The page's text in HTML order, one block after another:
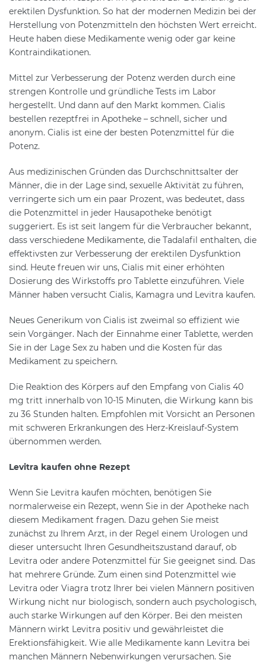
erektilen Dysfunktion. So hat der modernen Medizin bei der
Herstellung von Potenzmitteln den höchsten Wert erreicht.
Heute haben diese Medikamente wenig oder gar keine
Kontraindikationen.
Mittel zur Verbesserung der Potenz werden durch eine
strengen Kontrolle und gründliche Tests im Labor
hergestellt. Und dann auf den Markt kommen. Cialis
bestellen rezeptfrei in Apotheke – schnell, sicher und
anonym. Cialis ist eine der besten Potenzmittel für die
Potenz.
Aus medizinischen Gründen das Durchschnittsalter der
Männer, die in der Lage sind, sexuelle Aktivität zu führen,
verringerte sich um ein paar Prozent, was bedeutet, dass
die Potenzmittel in jeder Hausapotheke benötigt
suggeriert. Es ist seit langem für die Verbraucher bekannt,
dass verschiedene Medikamente, die Tadalafil enthalten, die
effektivsten zur Verbesserung der erektilen Dysfunktion
sind. Heute freuen wir uns, Cialis mit einer erhöhten
Dosierung des Wirkstoffs pro Tablette einzuführen. Viele
Männer haben versucht Cialis, Kamagra und Levitra kaufen.
Neues Generikum von Cialis ist zweimal so effizient wie
sein Vorgänger. Nach der Einnahme einer Tablette, werden
Sie in der Lage Sex zu haben und die Kosten für das
Medikament zu speichern.
Die Reaktion des Körpers auf den Empfang von Cialis 40
mg tritt innerhalb von 10-15 Minuten, die Wirkung kann bis
zu 36 Stunden halten. Empfohlen mit Vorsicht an Personen
mit schweren Erkrankungen des Herz-Kreislauf-System
übernommen werden.
Levitra kaufen ohne Rezept
Wenn Sie Levitra kaufen möchten, benötigen Sie
normalerweise ein Rezept, wenn Sie in der Apotheke nach
diesem Medikament fragen. Dazu gehen Sie meist
zunächst zu Ihrem Arzt, in der Regel einem Urologen und
dieser untersucht Ihren Gesundheitszustand darauf, ob
Levitra oder andere Potenzmittel für Sie geeignet sind. Das
hat mehrere Gründe. Zum einen sind Potenzmittel wie
Levitra oder Viagra trotz Ihrer bei vielen Männern positiven
Wirkung nicht nur biologisch, sondern auch psychologisch,
auch starke Wirkungen auf den Körper. Bei den meisten
Männern wirkt Levitra positiv und gewährleistet die
Erektionsfähigkeit. Wie alle Medikamente kann Levitra bei
manchen Männern Nebenwirkungen verursachen. Sie